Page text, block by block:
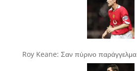
Roy Keane: Σαν πύρινο παράγγελμα